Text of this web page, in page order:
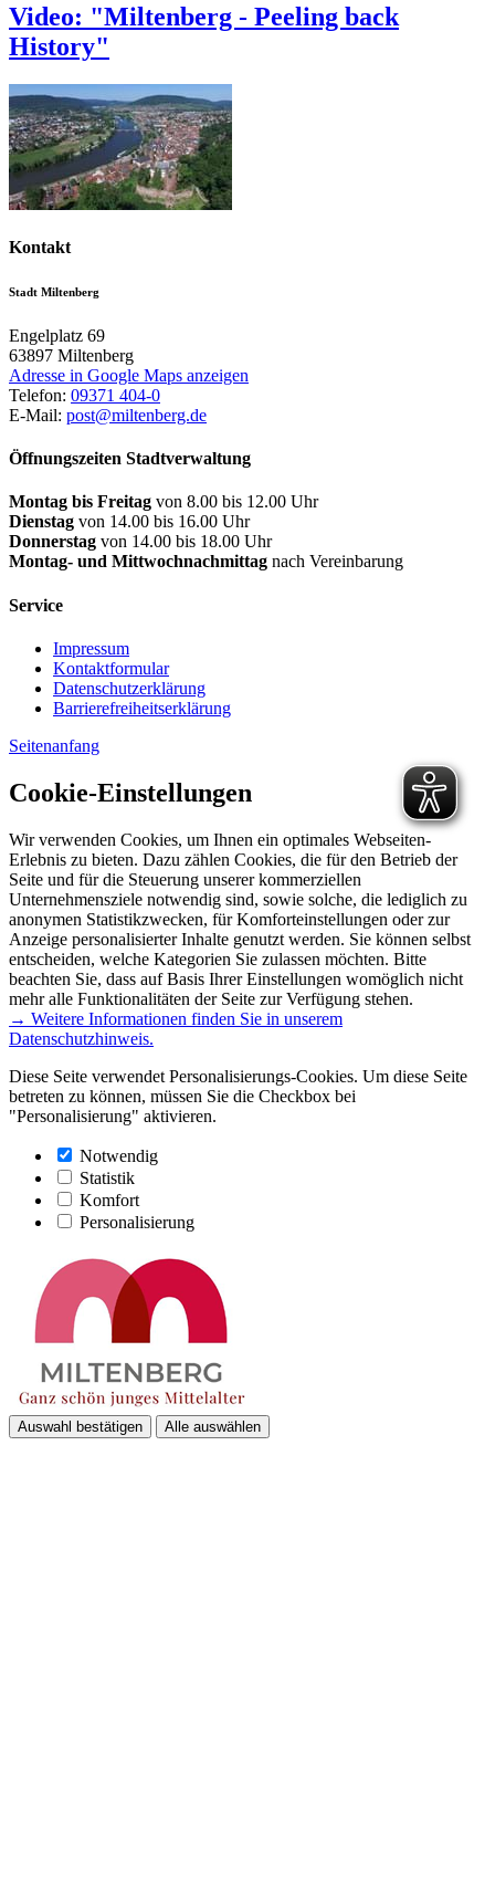
Video: "Miltenberg - Peeling back
History"
Kontakt
Stadt Miltenberg
Engelplatz 69
63897 Miltenberg
Adresse in Google Maps anzeigen
Telefon: 09371 404-0
E-Mail: post@miltenberg.de
Öffnungszeiten Stadtverwaltung
Montag bis Freitag von 8.00 bis 12.00 Uhr
Dienstag von 14.00 bis 16.00 Uhr
Donnerstag von 14.00 bis 18.00 Uhr
Montag- und Mittwochnachmittag nach Vereinbarung
Service
Impressum
Kontaktformular
Datenschutzerklärung
Barrierefreiheitserklärung
Seitenanfang
Cookie-Einstellungen
Wir verwenden Cookies, um Ihnen ein optimales Webseiten-
Erlebnis zu bieten. Dazu zählen Cookies, die für den Betrieb der
Seite und für die Steuerung unserer kommerziellen
Unternehmensziele notwendig sind, sowie solche, die lediglich zu
anonymen Statistikzwecken, für Komforteinstellungen oder zur
Anzeige personalisierter Inhalte genutzt werden. Sie können selbst
entscheiden, welche Kategorien Sie zulassen möchten. Bitte
beachten Sie, dass auf Basis Ihrer Einstellungen womöglich nicht
mehr alle Funktionalitäten der Seite zur Verfügung stehen.
→ Weitere Informationen finden Sie in unserem
Datenschutzhinweis.
Diese Seite verwendet Personalisierungs-Cookies. Um diese Seite
betreten zu können, müssen Sie die Checkbox bei
"Personalisierung" aktivieren.
Notwendig
Statistik
Komfort
Personalisierung
Auswahl bestätigen Alle auswählen